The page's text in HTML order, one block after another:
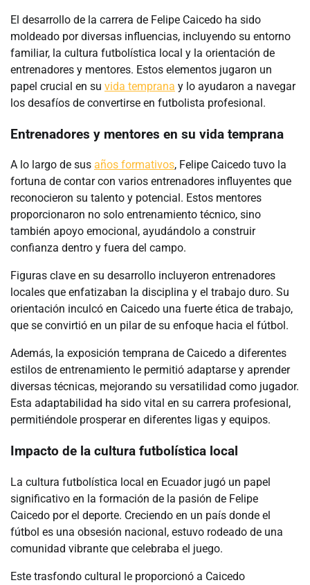
El desarrollo de la carrera de Felipe Caicedo ha sido
moldeado por diversas influencias, incluyendo su entorno
familiar, la cultura futbolística local y la orientación de
entrenadores y mentores. Estos elementos jugaron un
papel crucial en su vida temprana y lo ayudaron a navegar
los desafíos de convertirse en futbolista profesional.
Entrenadores y mentores en su vida temprana
A lo largo de sus años formativos, Felipe Caicedo tuvo la
fortuna de contar con varios entrenadores influyentes que
reconocieron su talento y potencial. Estos mentores
proporcionaron no solo entrenamiento técnico, sino
también apoyo emocional, ayudándolo a construir
confianza dentro y fuera del campo.
Figuras clave en su desarrollo incluyeron entrenadores
locales que enfatizaban la disciplina y el trabajo duro. Su
orientación inculcó en Caicedo una fuerte ética de trabajo,
que se convirtió en un pilar de su enfoque hacia el fútbol.
Además, la exposición temprana de Caicedo a diferentes
estilos de entrenamiento le permitió adaptarse y aprender
diversas técnicas, mejorando su versatilidad como jugador.
Esta adaptabilidad ha sido vital en su carrera profesional,
permitiéndole prosperar en diferentes ligas y equipos.
Impacto de la cultura futbolística local
La cultura futbolística local en Ecuador jugó un papel
significativo en la formación de la pasión de Felipe
Caicedo por el deporte. Creciendo en un país donde el
fútbol es una obsesión nacional, estuvo rodeado de una
comunidad vibrante que celebraba el juego.
Este trasfondo cultural le proporcionó a Caicedo